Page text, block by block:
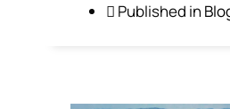
Published in